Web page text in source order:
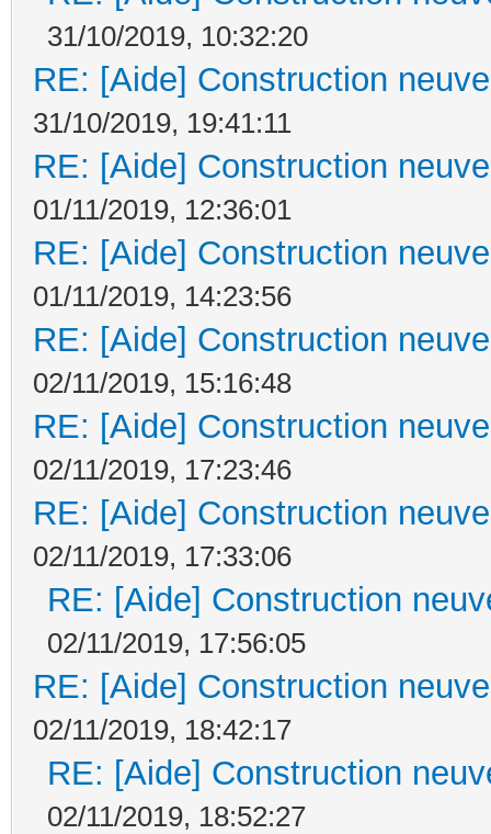
31/10/2019, 10:32:20
RE: [Aide] Construction
31/10/2019, 19:41:11
RE: [Aide] Construction
01/11/2019, 12:36:01
RE: [Aide] Construction
01/11/2019, 14:23:56
RE: [Aide] Construction
02/11/2019, 15:16:48
RE: [Aide] Construction
02/11/2019, 17:23:46
RE: [Aide] Construction
02/11/2019, 17:33:06
RE: [Aide] Construction
02/11/2019, 17:56:05
RE: [Aide] Construction
02/11/2019, 18:42:17
RE: [Aide] Construction
02/11/2019, 18:52:27